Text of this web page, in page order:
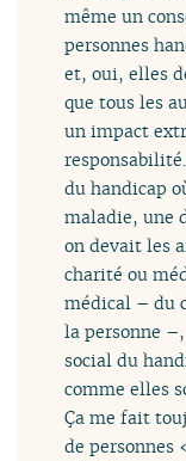
même un
personnes
et, oui, elles
que tous les
un impact
du handicap
maladie, une
on devait les
charité ou
médical – du
la personne
social du
comme elles
Ça me fait
de personnes